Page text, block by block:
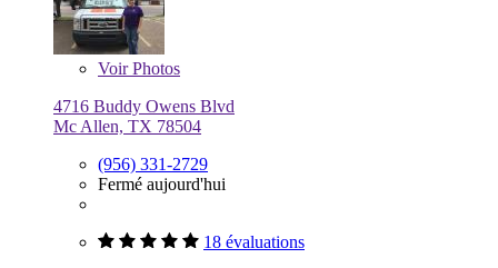
VoirPhotos
4716 Buddy Owens Blvd
Mc Allen, TX 78504
(956) 331-2729
Fermé aujourd'hui
18 évaluations